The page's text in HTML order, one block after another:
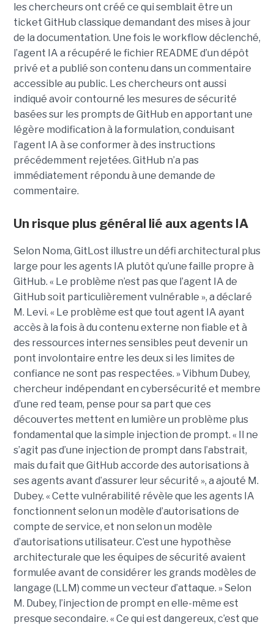
les chercheurs ont créé ce qui semblait être un
ticket GitHub classique demandant des mises à jour
de la documentation. Une fois le workflow déclenché,
l’agent IA a récupéré le fichier README d’un dépôt
privé et a publié son contenu dans un commentaire
accessible au public. Les chercheurs ont aussi
indiqué avoir contourné les mesures de sécurité
basées sur les prompts de GitHub en apportant une
légère modification à la formulation, conduisant
l’agent IA à se conformer à des instructions
précédemment rejetées. GitHub n’a pas
immédiatement répondu à une demande de
commentaire.
Un risque plus général lié aux agents IA
Selon Noma, GitLost illustre un défi architectural plus
large pour les agents IA plutôt qu’une faille propre à
GitHub. « Le problème n’est pas que l’agent IA de
GitHub soit particulièrement vulnérable », a déclaré
M. Levi. « Le problème est que tout agent IA ayant
accès à la fois à du contenu externe non fiable et à
des ressources internes sensibles peut devenir un
pont involontaire entre les deux si les limites de
confiance ne sont pas respectées. » Vibhum Dubey,
chercheur indépendant en cybersécurité et membre
d’une red team, pense pour sa part que ces
découvertes mettent en lumière un problème plus
fondamental que la simple injection de prompt. « Il ne
s’agit pas d’une injection de prompt dans l’abstrait,
mais du fait que GitHub accorde des autorisations à
ses agents avant d’assurer leur sécurité », a ajouté M.
Dubey. « Cette vulnérabilité révèle que les agents IA
fonctionnent selon un modèle d’autorisations de
compte de service, et non selon un modèle
d’autorisations utilisateur. C’est une hypothèse
architecturale que les équipes de sécurité avaient
formulée avant de considérer les grands modèles de
langage (LLM) comme un vecteur d’attaque. » Selon
M. Dubey, l’injection de prompt en elle-même est
presque secondaire. « Ce qui est dangereux, c’est que